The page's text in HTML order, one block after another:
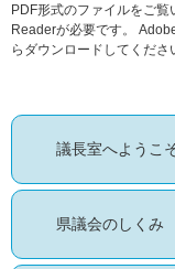
PDF形式のファイルをご
Readerが必要です。
らダウンロードしてくださ
議長室へようこ
県議会のしくみ